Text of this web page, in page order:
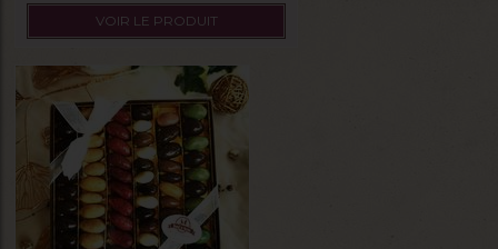
VOIR LE PRODUIT